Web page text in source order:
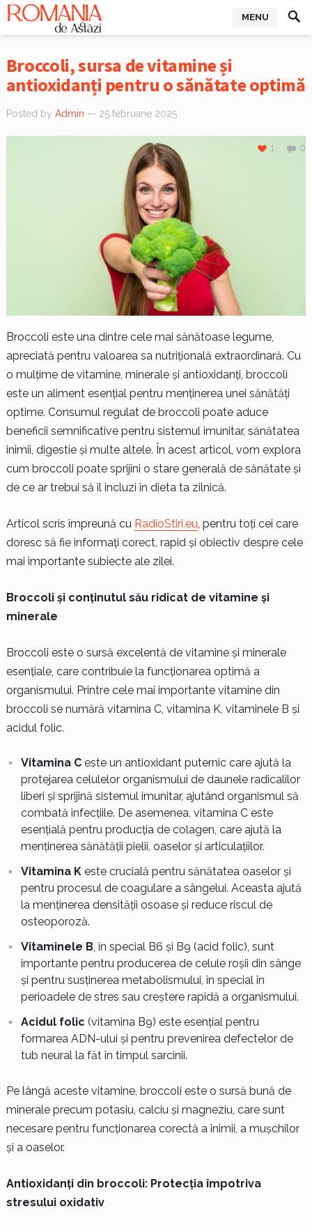
MENU
Broccoli, sursa de vitamine și
antioxidanți pentru o sănătate optimă
Posted by Admin — 25 februarie 2025
0
1
Broccoli este una dintre cele mai sănătoase legume,
apreciată pentru valoarea sa nutrițională extraordinară. Cu
o mulțime de vitamine, minerale și antioxidanți, broccoli
este un aliment esențial pentru menținerea unei sănătăți
optime. Consumul regulat de broccoli poate aduce
beneficii semnificative pentru sistemul imunitar, sănătatea
inimii, digestie și multe altele. În acest articol, vom explora
cum broccoli poate sprijini o stare generală de sănătate și
de ce ar trebui să îl incluzi în dieta ta zilnică.
Articol scris împreună cu RadioStiri.eu, pentru toți cei care
doresc să fie informați corect, rapid și obiectiv despre cele
mai importante subiecte ale zilei.
Broccoli și conținutul său ridicat de vitamine și
minerale
Broccoli este o sursă excelentă de vitamine și minerale
esențiale, care contribuie la funcționarea optimă a
organismului. Printre cele mai importante vitamine din
broccoli se numără vitamina C, vitamina K, vitaminele B și
acidul folic.
Vitamina Ceste un antioxidant puternic care ajută la
protejarea celulelor organismului de daunele radicalilor
liberi și sprijină sistemul imunitar, ajutând organismul să
combată infecțiile. De asemenea, vitamina C este
esențială pentru producția de colagen, care ajută la
menținerea sănătății pielii, oaselor și articulațiilor.
Vitamina Keste crucială pentru sănătatea oaselor și
pentru procesul de coagulare a sângelui. Aceasta ajută
la menținerea densității osoase și reduce riscul de
osteoporoză.
Vitaminele B, în special B6 și B9 (acid folic), sunt
importante pentru producerea de celule roșii din sânge
și pentru susținerea metabolismului, în special în
perioadele de stres sau creștere rapidă a organismului.
Acidul folic (vitamina B9) este esențial pentru
formarea ADN-ului și pentru prevenirea defectelor de
tub neural la făt în timpul sarcinii.
Pe lângă aceste vitamine, broccoli este o sursă bună de
minerale precum potasiu, calciu și magneziu, care sunt
necesare pentru funcționarea corectă a inimii, a mușchilor
și a oaselor.
Antioxidanți din broccoli: Protecția împotriva
stresului oxidativ